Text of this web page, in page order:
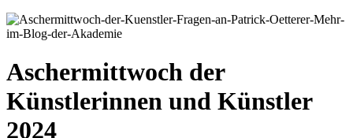
Aschermittwoch der
Künstlerinnen und Künstler
2024